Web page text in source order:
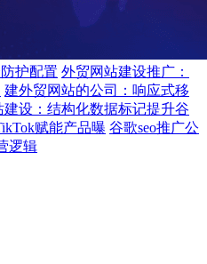
护配置 外贸网站建设推广：
建外贸网站的公司：响应式移
设：结构化数据标记提升谷
赋能产品曝 谷歌seo推广公
逻辑